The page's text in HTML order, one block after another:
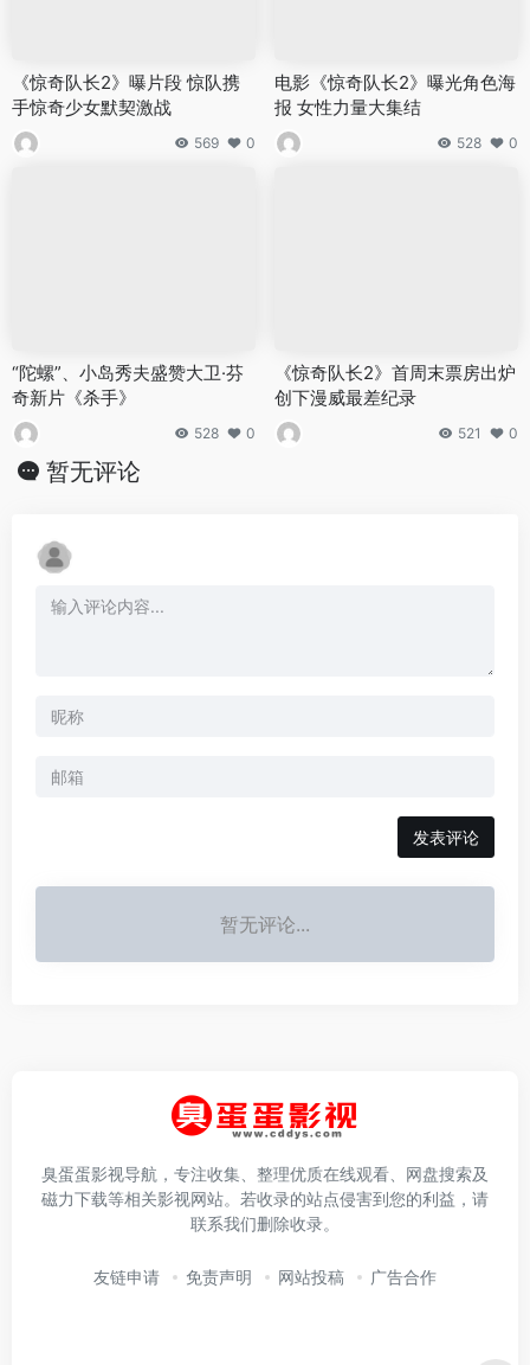
《惊奇队长2》曝片段 惊队携
手惊奇少女默契激战
569 0
电影《惊奇队长2》曝光角色海
报 女性力量大集结
528 0
“陀螺”、小岛秀夫盛赞大卫·芬
奇新片《杀手》
528 0
《惊奇队长2》首周末票房出炉
创下漫威最差纪录
521 0
暂无评论
发表评论
暂无评论...
臭蛋蛋影视导航，专注收集、整理优质在线观看、网盘搜索及
磁力下载等相关影视网站。若收录的站点侵害到您的利益，请
联系我们删除收录。
友链申请 免责声明 网站投稿 广告合作